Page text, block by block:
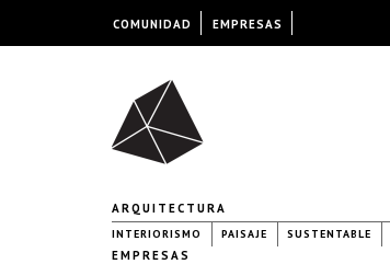
ARQUITECTURA
INTERIORISMO PAISAJE SUSTENTABLE
EMPRESAS
COMUNIDAD EMPRESAS